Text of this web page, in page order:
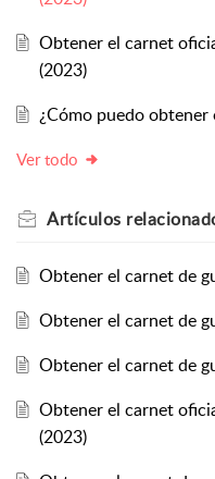
Obtener el carnet
(2023)
¿Cómo puedo
Ver todo
Artículos
Obtener el carnet de
Obtener el carnet de
Obtener el carnet de
Obtener el carnet
(2023)